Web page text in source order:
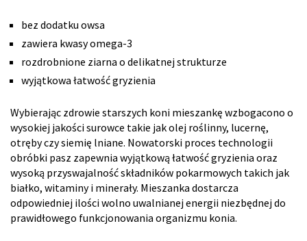
bez dodatku owsa
zawiera kwasy omega-3
rozdrobnione ziarna o delikatnej strukturze
wyjątkowa łatwość gryzienia
Wybierając zdrowie starszych koni mieszankę wzbogacono o
wysokiej jakości surowce takie jak olej roślinny, lucernę,
otręby czy siemię lniane. Nowatorski proces technologii
obróbki pasz zapewnia wyjątkową łatwość gryzienia oraz
wysoką przyswajalność składników pokarmowych takich jak
białko, witaminy i minerały. Mieszanka dostarcza
odpowiedniej ilości wolno uwalnianej energii niezbędnej do
prawidłowego funkcjonowania organizmu konia.